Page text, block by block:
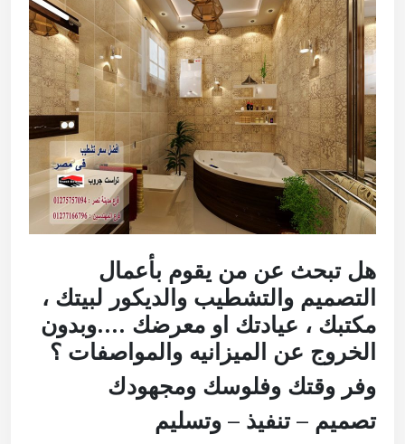
هل تبحث عن من يقوم بأعمال
التصميم والتشطيب والديكور لبيتك ،
مكتبك ، عيادتك او معرضك ….وبدون
الخروج عن الميزانيه والمواصفات ؟
وفر وقتك وفلوسك ومجهودك
تصميم – تنفيذ – وتسليم